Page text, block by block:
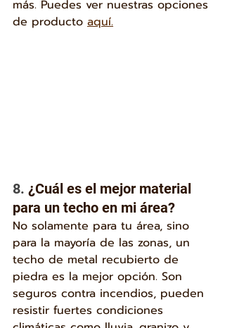
más. Puedes ver nuestras opciones
de producto aquí.
8. ¿Cuál es el mejor material
para un techo en mi área?
No solamente para tu área, sino
para la mayoría de las zonas, un
techo de metal recubierto de
piedra es la mejor opción. Son
seguros contra incendios, pueden
resistir fuertes condiciones